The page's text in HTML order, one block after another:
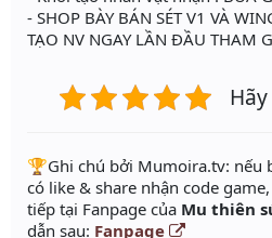
- SHOP BÀY BÁN SÉT V1 VÀ
TẠO NV NGAY LẦN ĐẦU THAM
️🏆Ghi chú bởi Mumoira.tv: nếu
có like & share nhận code
tiếp tại Fanpage của Mu thiên
dẫn sau: Fanpage